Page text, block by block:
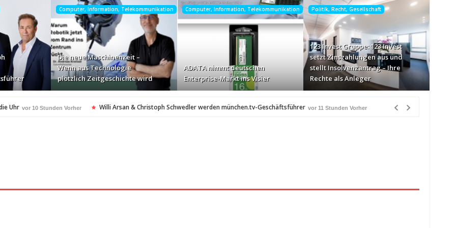
Computer, Information, Telekommunikation
Die neue Maschinenzeit –
Wenn aus Technologie
plötzlich Zeitgeschichte wird
Computer, Information, Telekommunikation
ADATA nimmt deutschen
Enterprise-Markt ins Visier
Politik, Recht, Gesellschaft
123 Invest Gruppe: 123 Invest
setzt Zinszahlungen aus und
stellt Insolvenzantrag – Ihre
Rechte als Anleger
Uhr vor 10 Stunden Vorher Willi Arsan & Christoph Schwedler werden münchen.tv-Geschäftsführer vor 11 Stunden Vorher
Batterie-Unabhängigkeit: Die Entstehung des Battery Valley in Québec
Virginia Beach
Angebot für Hotels